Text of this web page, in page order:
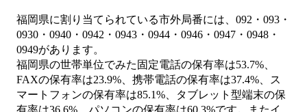
福岡県に割り当てられている市外局番には、092・093・
0930・0940・0942・0943・0944・0946・0947・0948・
0949があります。
福岡県の世帯単位でみた固定電話の保有率は53.7%、
FAXの保有率は23.9%、携帯電話の保有率は37.4%、ス
マートフォンの保有率は85.1%、タブレット型端末の保